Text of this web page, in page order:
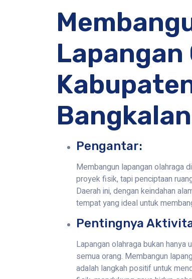
Lapangan
Bangkalan
Pengantar:
Membangun lapangan olahraga
proyek fisik, tapi penciptaan
Daerah ini, dengan keindahan
tempat yang ideal untuk
Pentingnya
Lapangan olahraga bukan
semua orang. Membangun
adalah langkah positif untuk